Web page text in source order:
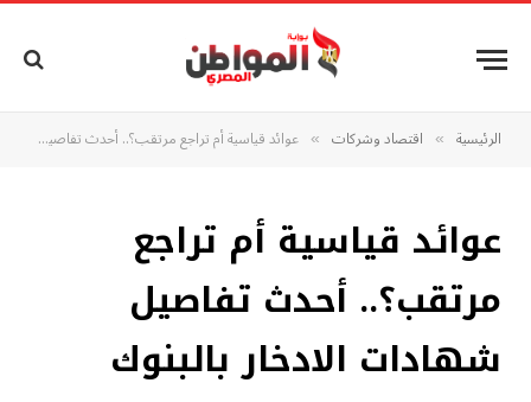
الرئيسية » اقتصاد وشركات » عوائد قياسية أم تراجع مرتقب؟.. أحدث تفاصيل شهادات الادخار بالبنوك
عوائد قياسية أم تراجع
مرتقب؟.. أحدث تفاصيل
شهادات الادخار بالبنوك